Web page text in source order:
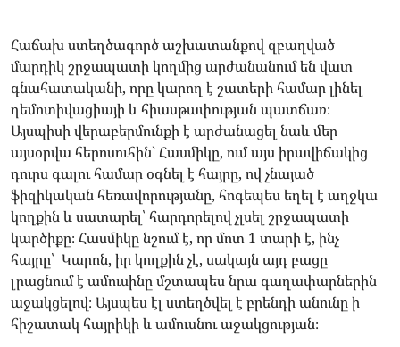
Հաճախ ստեղծագործ աշխատանքով զբաղված
մարդիկ շրջապատի կողմից արժանանում են վատ
գնահատականի, որը կարող է շատերի համար լինել
դեմոտիվացիայի և հիասթափության պատճառ։
Այսպիսի վերաբերմունքի է արժանացել նաև մեր
այսօրվա հերոսուհին` Հասմիկը, ում այս իրավիճակից
դուրս գալու համար օգնել է հայրը, ով չնայած
ֆիզիկական հեռավորությանը, հոգեպես եղել է աղջկա
կողքին և սատարել՝ հարդորելով չլսել շրջապատի
կարծիքը։ Հասմիկը նշում է, որ մոտ 1 տարի է, ինչ
հայրը՝ Կարոն, իր կողքին չէ, սակայն այդ բացը
լրացնում է ամուսինը մշտապես նրա գաղափարներին
աջակցելով։ Այսպես էլ ստեղծվել է բրենդի անունը ի
հիշատակ հայրիկի և ամուսնու աջակցության։